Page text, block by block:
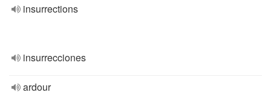
insurrections
insurrecciones
ardour